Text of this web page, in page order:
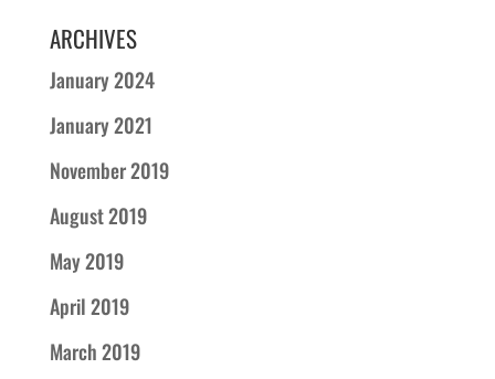
ARCHIVES
January 2024
January 2021
November 2019
August 2019
May 2019
April 2019
March 2019